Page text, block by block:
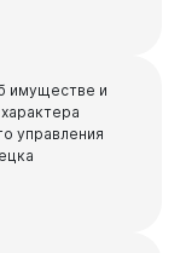
имуществе и
управления